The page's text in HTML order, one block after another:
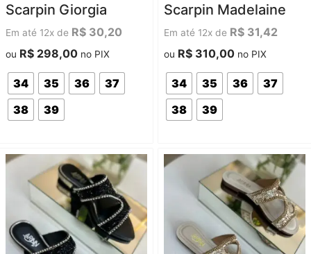
0
Scarpin Giorgia
Em até 12x de R$ 30,20
ou R$ 298,00 no PIX
34 35 36
37
38
39
0
Scarpin Madelaine
Em até 12x de R$ 31,42
ou R$ 310,00 no PIX
34 35 36
37
38
39